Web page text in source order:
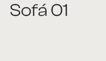
Sofá 01